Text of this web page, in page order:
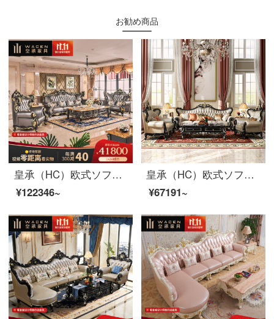
お勧め商品
皇承（HC）欧式ソファー後、現代黒金ソファーリビングルームの家具豪華皮芸セット861贅沢な黒古典/原木大戸型両面彫刻本革ソファシングルポジション
¥122346~
皇承（HC）欧式ソファセットアメリカの実木サイズの部屋型リビング家具セット813贅沢なカバーソファー【シングル位】
¥67191~